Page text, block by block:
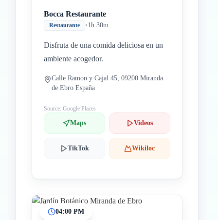
Bocca Restaurante
Restaurante •1h 30m
Disfruta de una comida deliciosa en un
ambiente acogedor.
Calle Ramon y Cajal 45, 09200 Miranda
de Ebro España
Source: Google Places
Maps Videos
TikTok Wikiloc
04:00 PM